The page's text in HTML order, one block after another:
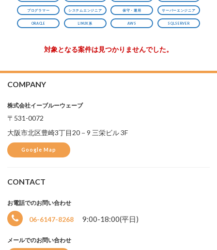
プログラマー システムエンジニア 保守・運用 サーバーエンジニア
ORACLE LINUX系 AWS SQLSERVER
対象となる案件は見つかりませんでした。
COMPANY
株式会社イーブルーウェーブ
〒531-0072
大阪市北区豊崎3丁目20－9 三栄ビル 3F
Google Map
CONTACT
お電話でのお問い合わせ
06-6147-8268 9:00-18:00(平日)
メールでのお問い合わせ